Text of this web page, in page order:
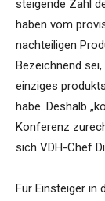
steigende Zahl
haben vom
nachteiligen
Bezeichnend
einziges
habe. Deshalb
Konferenz
sich VDH-Chef
Für Einsteiger in